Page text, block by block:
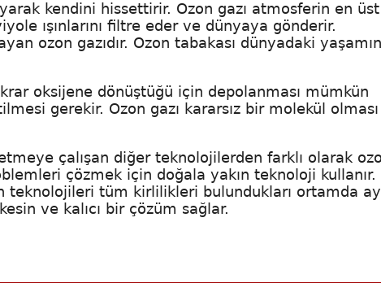
kendini hissettirir. Ozon gazı atmosferin en üst
ışınlarını filtre eder ve dünyaya gönderir.
ozon gazıdır. Ozon tabakası dünyadaki yaşamın
oksijene dönüştüğü için depolanması mümkün
gerekir. Ozon gazı kararsız bir molekül olması
çalışan diğer teknolojilerden farklı olarak
çözmek için doğala yakın teknoloji kullanır.
tüm kirlilikleri bulundukları ortamda
ve kalıcı bir çözüm sağlar.